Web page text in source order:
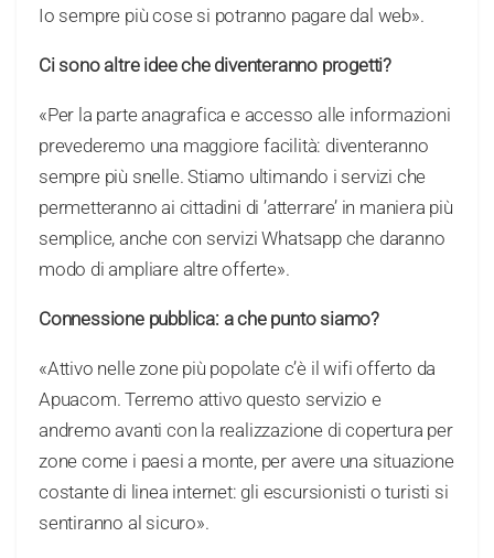
Io sempre più cose si potranno pagare dal web».
Ci sono altre idee che diventeranno progetti?
«Per la parte anagrafica e accesso alle informazioni
prevederemo una maggiore facilità: diventeranno
sempre più snelle. Stiamo ultimando i servizi che
permetteranno ai cittadini di ’atterrare’ in maniera più
semplice, anche con servizi Whatsapp che daranno
modo di ampliare altre offerte».
Connessione pubblica: a che punto siamo?
«Attivo nelle zone più popolate c’è il wifi offerto da
Apuacom. Terremo attivo questo servizio e
andremo avanti con la realizzazione di copertura per
zone come i paesi a monte, per avere una situazione
costante di linea internet: gli escursionisti o turisti si
sentiranno al sicuro».